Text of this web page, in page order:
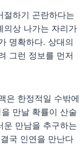
절하기 곤란하다는
의상 나가는 자리가
명확하다. 상대의
그런 정보를 먼저
은 한정적일 수밖에
만날 확률이 산술
운 만남을 추구하는
국 인연을 만난다